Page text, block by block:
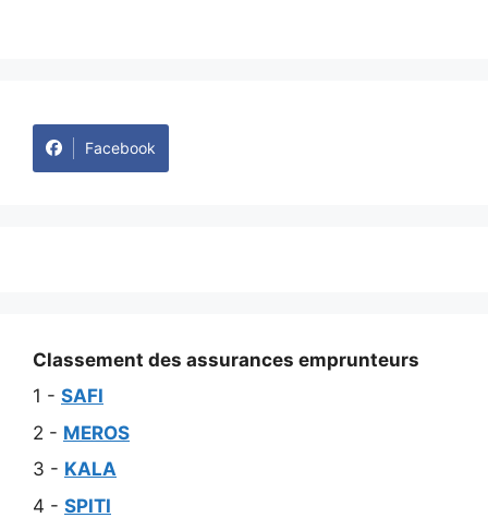
Facebook
Classement des assurances emprunteurs
1 - SAFI
2 - MEROS
3 - KALA
4 - SPITI